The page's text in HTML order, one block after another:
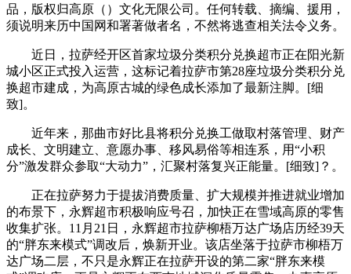
品，版权归高原（）文化无限公司。任何转载、摘编、援用，
须说明来历中国网和署著做者名，不然将逃查相关法令义务。
近日，拉萨经开区首家垃圾分类积分兑换超市正在阳光新
城小区正式投入运营，这标记着拉萨市第28座垃圾分类积分兑
换超市建成，为高原古城的绿色成长添加了最新注脚。[细
致]。
近年来，那曲市好比县将积分兑换工做取村落管理、财产
成长、文明建立、意愿办事、移风易俗等相连系，用“小积
分”激发群众参取“大动力”，汇聚村落复兴正能量。[细致]？。
正在拉萨努力于提拔消费质量、扩大规模并推进就业增加
的布景下，永辉超市积极响应号召，加快正在雪域高原的零售
收集扩张。11月21日，永辉超市拉萨柳梧万达广场店历经39天
的“胖东来模式”调改后，焕新开业。该店坐落于拉萨市柳梧万
达广场二层，不只是永辉正在拉萨开设的第二家“胖东来模